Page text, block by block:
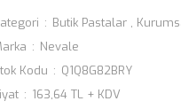
Butik Pastalar ,
Nevale
Kodu
Q1Q8G82BRY
163,64 TL + KDV